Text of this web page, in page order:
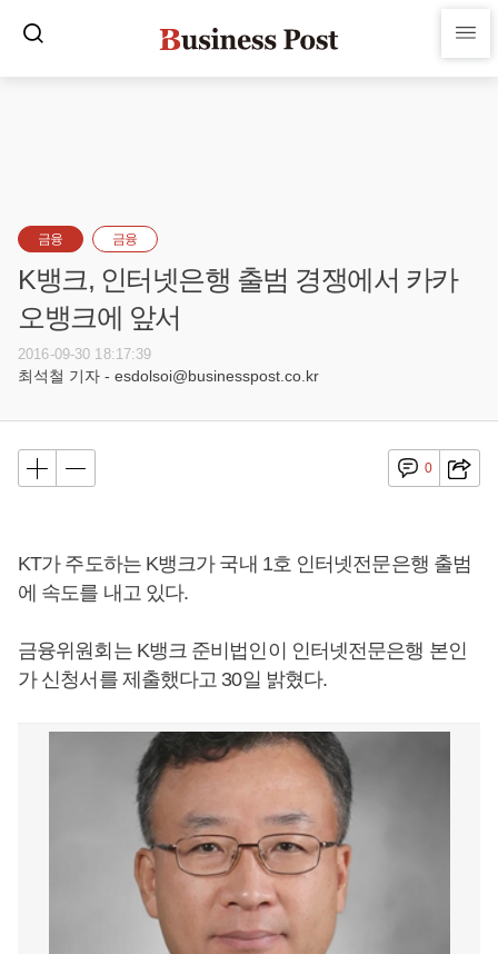
금융 금융
K뱅크, 인터넷은행 출범 경쟁에서 카카
오뱅크에 앞서
2016-09-30 18:17:39
최석철 기자 - esdolsoi@businesspost.co.kr
0
KT가 주도하는 K뱅크가 국내 1호 인터넷전문은행 출범
에 속도를 내고 있다.
금융위원회는 K뱅크 준비법인이 인터넷전문은행 본인
가 신청서를 제출했다고 30일 밝혔다.